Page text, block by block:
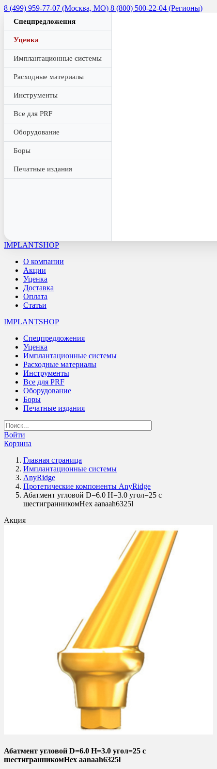
8 (499) 959-77-07 (Москва, МО) 8 (800) 500-22-04 (Регионы)
Спецпредложения
Уценка
Имплантационные системы
Расходные материалы
Инструменты
Все для PRF
Оборудование
Боры
Печатные издания
IMPLANTSHOP
О компании
Акции
Уценка
Доставка
Оплата
Статьи
IMPLANTSHOP
Спецпредложения
Уценка
Имплантационные системы
Расходные материалы
Инструменты
Все для PRF
Оборудование
Боры
Печатные издания
Войти
Корзина
Главная страница
Имплантационные системы
AnyRidge
Протетические компоненты AnyRidge
Абатмент угловой D=6.0 H=3.0 угол=25 с
шестигранникомHex aanaah6325l
Акция
Абатмент угловой D=6.0 H=3.0 угол=25 с
шестигранникомHex aanaah6325l